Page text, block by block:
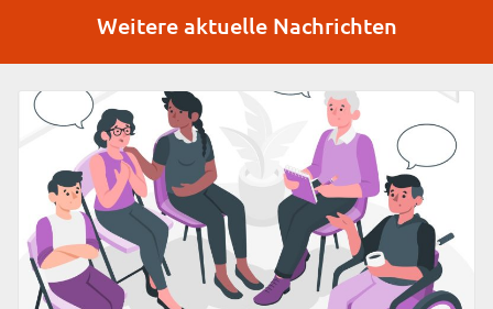
Schwiebusser Straße 18
Zuständig für: Pressearbeit, Redaktion unseres
Magazins "Wir für Berlin"
Weitere aktuelle Nachrichten